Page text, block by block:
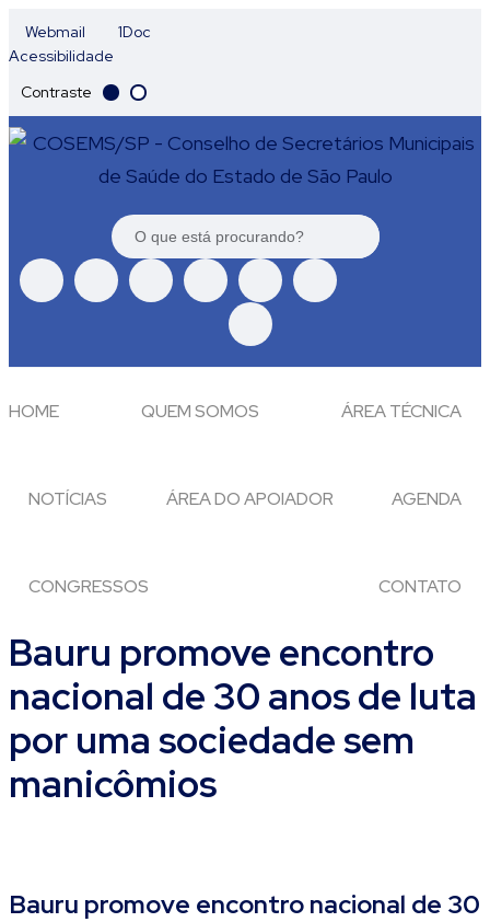
Webmail
1Doc
Acessibilidade
Contraste
HOME QUEM SOMOS ÁREA TÉCNICA
NOTÍCIAS ÁREA DO APOIADOR AGENDA
CONGRESSOS CONTATO
Bauru promove encontro
nacional de 30 anos de luta
por uma sociedade sem
manicômios
Bauru promove encontro nacional de 30